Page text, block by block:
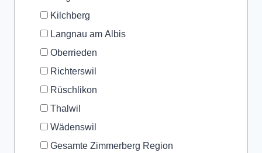
Kilchberg
Langnau am Albis
Oberrieden
Richterswil
Rüschlikon
Thalwil
Wädenswil
Gesamte Zimmerberg Region